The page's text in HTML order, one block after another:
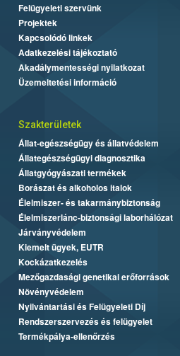
Felügyeleti szervünk
Projektek
Kapcsolódó linkek
Adatkezelési tájékoztató
Akadálymentességi nyilatkozat
Üzemeltetési információ
Szakterületek
Állat-egészségügy és állatvédelem
Állategészségügyi diagnosztika
Állatgyógyászati termékek
Borászat és alkoholos italok
Élelmiszer- és takarmánybiztonság
Élelmiszerlánc-biztonsági laborhálózat
Járványvédelem
Kiemelt ügyek, EUTR
Kockázatkezelés
Mezőgazdasági genetikai erőforrások
Növényvédelem
Nyilvántartási és Felügyeleti Díj
Rendszerszervezés és felügyelet
Termékpálya-ellenőrzés